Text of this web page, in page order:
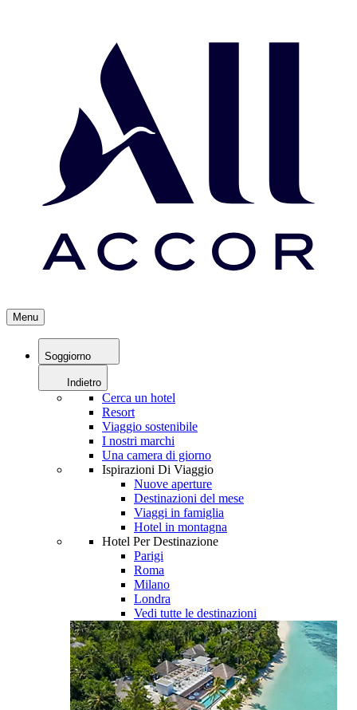
Menu
Soggiorno
Indietro
Cerca un hotel
Resort
Viaggio sostenibile
I nostri marchi
Una camera di giorno
Ispirazioni Di Viaggio
Nuove aperture
Destinazioni del mese
Viaggi in famiglia
Hotel in montagna
Hotel Per Destinazione
Parigi
Roma
Milano
Londra
Vedi tutte le destinazioni